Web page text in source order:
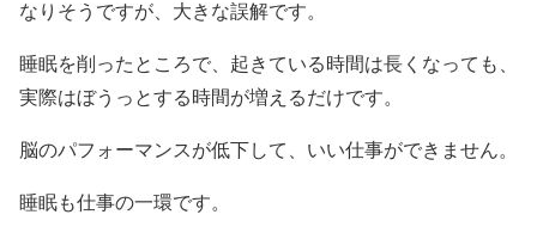
なりそうですが、大きな誤解です。
睡眠を削ったところで、起きている時間は長くなっても、
実際はぼうっとする時間が増えるだけです。
脳のパフォーマンスが低下して、いい仕事ができません。
睡眠も仕事の一環です。